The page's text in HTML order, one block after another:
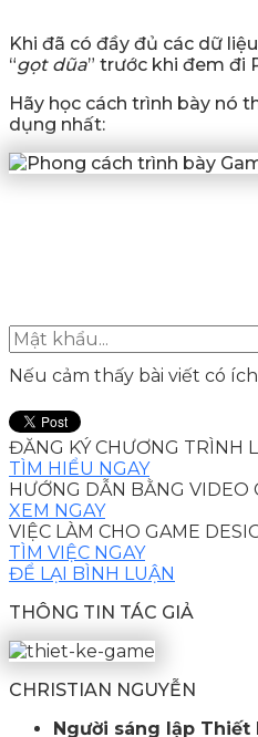
Khi đã có đầy đủ các dữ
“gọt dũa” trước khi đem đi
Hãy học cách trình bày nó
dụng nhất:
Nếu cảm thấy bài viết có
ĐĂNG KÝ CHƯƠNG TRÌNH
TÌM HIỂU NGAY
HƯỚNG DẪN BẰNG VIDEO
XEM NGAY
VIỆC LÀM CHO GAME
TÌM VIỆC NGAY
ĐỂ LẠI BÌNH LUẬN
THÔNG TIN TÁC GIẢ
CHRISTIAN NGUYỄN
Người sáng lập Thiết